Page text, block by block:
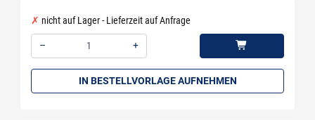
nicht auf Lager - Lieferzeit auf Anfrage
–
+
IN BESTELLVORLAGE AUFNEHMEN